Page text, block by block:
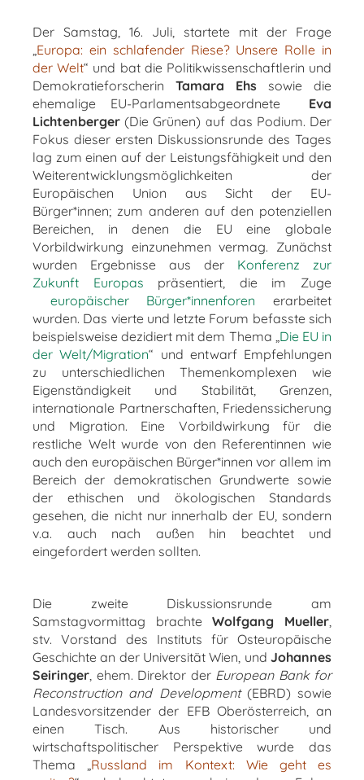
Der Samstag, 16. Juli, startete mit der Frage
„Europa: ein schlafender Riese? Unsere Rolle in
der Welt“ und bat die Politikwissenschaftlerin und
Demokratieforscherin Tamara Ehs sowie die
ehemalige EU-Parlamentsabgeordnete Eva
Lichtenberger (Die Grünen) auf das Podium. Der
Fokus dieser ersten Diskussionsrunde des Tages
lag zum einen auf der Leistungsfähigkeit und den
Weiterentwicklungsmöglichkeiten der
Europäischen Union aus Sicht der EU-
Bürger*innen; zum anderen auf den potenziellen
Bereichen, in denen die EU eine globale
Vorbildwirkung einzunehmen vermag. Zunächst
wurden Ergebnisse aus der Konferenz zur
Zukunft Europas präsentiert, die im Zuge
europäischer Bürger*innenforen erarbeitet
wurden. Das vierte und letzte Forum befasste sich
beispielsweise dezidiert mit dem Thema „Die EU in
der Welt/Migration“ und entwarf Empfehlungen
zu unterschiedlichen Themenkomplexen wie
Eigenständigkeit und Stabilität, Grenzen,
internationale Partnerschaften, Friedenssicherung
und Migration. Eine Vorbildwirkung für die
restliche Welt wurde von den Referentinnen wie
auch den europäischen Bürger*innen vor allem im
Bereich der demokratischen Grundwerte sowie
der ethischen und ökologischen Standards
gesehen, die nicht nur innerhalb der EU, sondern
v.a. auch nach außen hin beachtet und
eingefordert werden sollten.
Die zweite Diskussionsrunde am
Samstagvormittag brachteWolfgang Mueller,
stv. Vorstand des Instituts für Osteuropäische
Geschichte an der Universität Wien, und Johannes
Seiringer, ehem. Direktor der European Bank for
Reconstruction and Development(EBRD) sowie
Landesvorsitzender der EFB Oberösterreich, an
einen Tisch. Aus historischer und
wirtschaftspolitischer Perspektive wurde das
Thema „Russland im Kontext: Wie geht es